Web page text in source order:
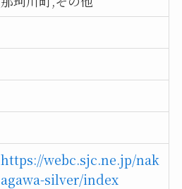
https://webc.sjc.ne.jp/nak
agawa-silver/index